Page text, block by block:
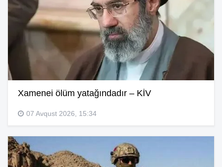
Xamenei ölüm yatağındadır – KİV
07 Avqust 2026, 15:34